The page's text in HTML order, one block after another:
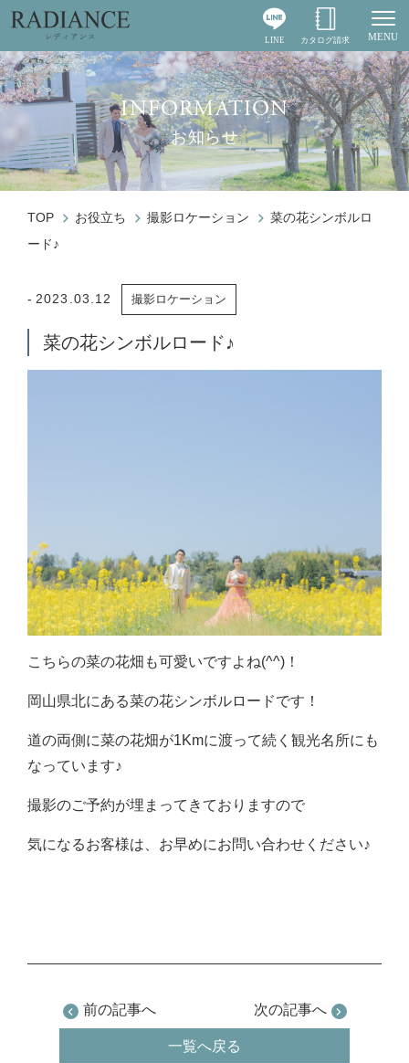
MENU
LINE カタログ請求
INFORMATION
お知らせ
TOP お役立ち 撮影ロケーション
菜の花シンボルロ
ード♪
2023.03.12 撮影ロケーション
菜の花シンボルロード♪
こちらの菜の花畑も可愛いですよね(^^)！
岡山県北にある菜の花シンボルロードです！
道の両側に菜の花畑が1Kmに渡って続く観光名所にも
なっています♪
撮影のご予約が埋まってきておりますので
気になるお客様は、お早めにお問い合わせください♪
前の記事へ 次の記事へ
一覧へ戻る